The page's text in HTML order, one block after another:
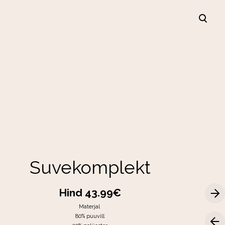
Suvekomplekt
Hind 43.99€
Materjal
80% puuvill